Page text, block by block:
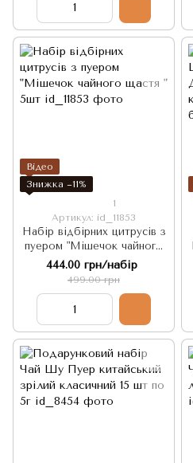
Відео
Знижка −11%
1
Артикул: id_11853
Набір відбірних цитрусів з
пуером "Мішечок чайного
щастя " 5шт
444.00 грн/набір
499.00 грн